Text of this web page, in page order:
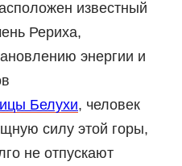
известный
Рериха,
энергии и
Белухи, человек
силу этой горы,
не отпускают